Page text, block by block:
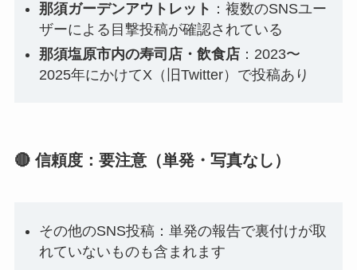
那須ガーデンアウトレット ：複数のSNSユー
ザーによる目撃投稿が確認されている
那須塩原市内の寿司店・飲食店 ：2023〜
2025年にかけてX（旧Twitter）で投稿あり
🔴 信頼度：要注意（単発・写真なし）
その他のSNS投稿：単発の報告で裏付けが取
れていないものも含まれます